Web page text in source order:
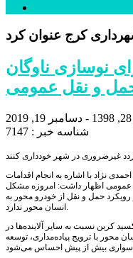
نوسازی ناوگان
و نقل عمومی
شناسه خبر : 7147
غیرضروری در شهر خودداری کنند
نژاد با اشاره به انجام اقدامات
عمومی اظهار داشت: امروزه مشکل
حمل و نقل از خودرو محور به
انسان محور ندارد.
کربن نسبت به سایر آلاینده‌ها در
با ترویج پیاده‌مداری، توسعه